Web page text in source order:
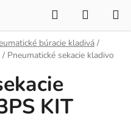
Hľadať
KOŠÍK
búracie kladivá /
/ Pneumatické sekacie kladivo
KIT